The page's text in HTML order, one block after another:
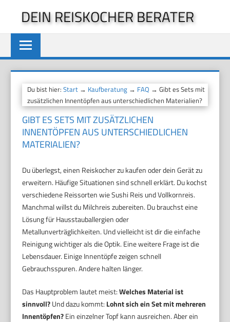
springen
DEIN REISKOCHER BERATER
Du bist hier:Start → Kaufberatung → FAQ → Gibt es Sets mit
zusätzlichen Innentöpfen aus unterschiedlichen Materialien?
GIBT ES SETS MIT ZUSÄTZLICHEN
INNENTÖPFEN AUS UNTERSCHIEDLICHEN
MATERIALIEN?
Du überlegst, einen Reiskocher zu kaufen oder dein Gerät zu
erweitern. Häufige Situationen sind schnell erklärt. Du kochst
verschiedene Reissorten wie Sushi Reis und Vollkornreis.
Manchmal willst du Milchreis zubereiten. Du brauchst eine
Lösung für Hausstauballergien oder
Metallunverträglichkeiten. Und vielleicht ist dir die einfache
Reinigung wichtiger als die Optik. Eine weitere Frage ist die
Lebensdauer. Einige Innentöpfe zeigen schnell
Gebrauchsspuren. Andere halten länger.
Das Hauptproblem lautet meist:Welches Material ist
sinnvoll?Und dazu kommt: Lohnt sich ein Set mit mehreren
Innentöpfen?Ein einzelner Topf kann ausreichen. Aber ein